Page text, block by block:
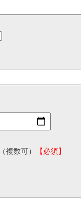
複数可）
【必須】